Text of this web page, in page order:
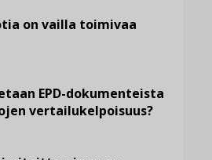
on vailla toimivaa
EPD-dokumenteista
vertailukelpoisuus?